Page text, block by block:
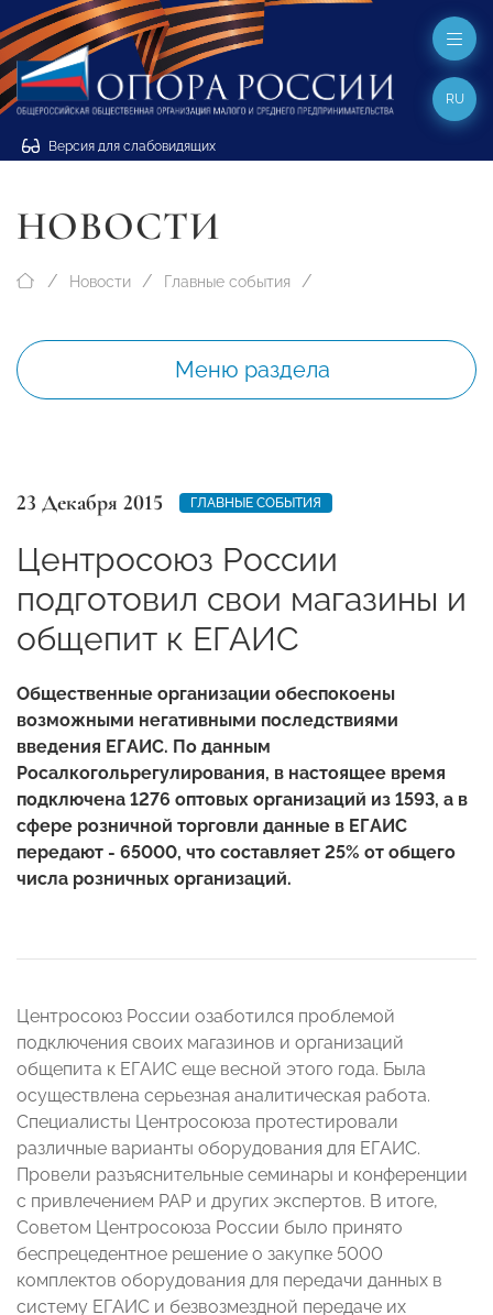
Версия для слабовидящих
RU
НОВОСТИ
Новости Главные события
Меню раздела
23 Декабря 2015 ГЛАВНЫЕ СОБЫТИЯ
Центросоюз России
подготовил свои магазины и
общепит к ЕГАИС
Общественные организации обеспокоены
возможными негативными последствиями
введения ЕГАИС. По данным
Росалкогольрегулирования, в настоящее время
подключена 1276 оптовых организаций из 1593, а в
сфере розничной торговли данные в ЕГАИС
передают - 65000, что составляет 25% от общего
числа розничных организаций.
Центросоюз России озаботился проблемой
подключения своих магазинов и организаций
общепита к ЕГАИС еще весной этого года. Была
осуществлена серьезная аналитическая работа.
Специалисты Центросоюза протестировали
различные варианты оборудования для ЕГАИС.
Провели разъяснительные семинары и конференции
с привлечением РАР и других экспертов. В итоге,
Советом Центросоюза России было принято
беспрецедентное решение о закупке 5000
комплектов оборудования для передачи данных в
систему ЕГАИС и безвозмездной передаче их